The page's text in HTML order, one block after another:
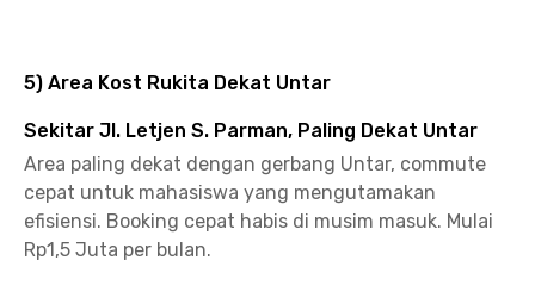
5) Area Kost Rukita Dekat Untar
Sekitar Jl. Letjen S. Parman, Paling Dekat Untar
Area paling dekat dengan gerbang Untar, commute
cepat untuk mahasiswa yang mengutamakan
efisiensi. Booking cepat habis di musim masuk. Mulai
Rp1,5 Juta per bulan.